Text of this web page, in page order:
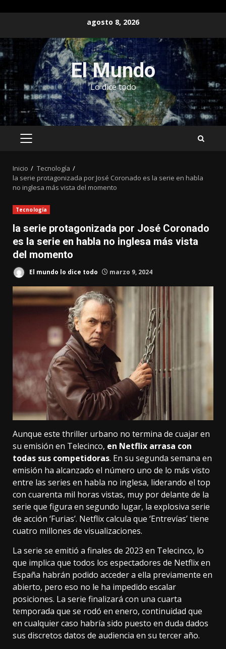
contenido
agosto 8, 2026
El Mundo
Lo dice todo
MENÚ
Inicio
Tecnología
la serie protagonizada por José Coronado es la serie en habla
no inglesa más vista del momento
Tecnología
la serie protagonizada por José Coronado
es la serie en habla no inglesa más vista
del momento
El mundo lo dice todo marzo 9, 2024
Aunque este thriller urbano no termina de cuajar en
su emisión en Telecinco, en Netflix arrasa con
todas sus competidoras. En su segunda semana en
emisión ha alcanzado el número uno de lo más visto
entre las series en habla no inglesa, liderando el top
con cuarenta mil horas vistas, muy por delante de la
serie que figura en segundo lugar, la explosiva serie
de acción ‘Furias’. Netflix calcula que ‘Entrevías’ tiene
cuatro millones de visualizaciones.
La serie se emitió a finales de 2023 en Telecinco, lo
que implica que todos los espectadores de Netflix en
España habrán podido acceder a ella previamente en
abierto, pero eso no le ha impedido escalar
posiciones. La serie finalizará con una cuarta
temporada que se rodó en enero, continuidad que
en cualquier caso habría sido puesto en duda dados
sus discretos datos de audiencia en su tercer año.